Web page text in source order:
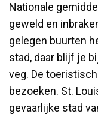
Nationale
geweld en
gelegen buurten
stad, daar blijf je
veg. De
bezoeken. St.
gevaarlijke stad